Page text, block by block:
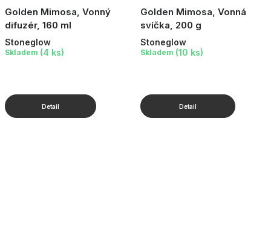
Golden Mimosa, Vonný
difuzér, 160 ml
Stoneglow
Skladem (4 ks)
Golden Mimosa, Vonná
svíčka, 200 g
Stoneglow
Skladem (10 ks)